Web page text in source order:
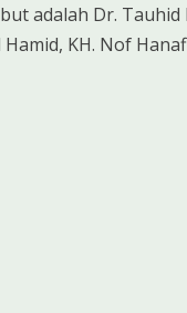
adalah Dr.
KH. Nof